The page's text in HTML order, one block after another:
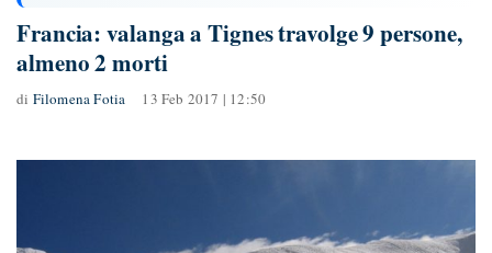
Francia: valanga a Tignes travolge 9 persone,
almeno 2 morti
di Filomena Fotia 13 Feb 2017 | 12:50